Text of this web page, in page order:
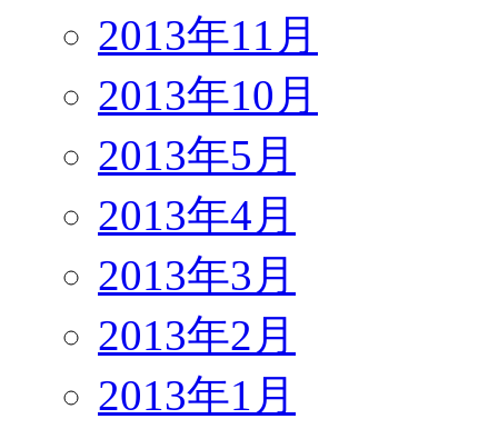
2013年11月
2013年10月
2013年5月
2013年4月
2013年3月
2013年2月
2013年1月